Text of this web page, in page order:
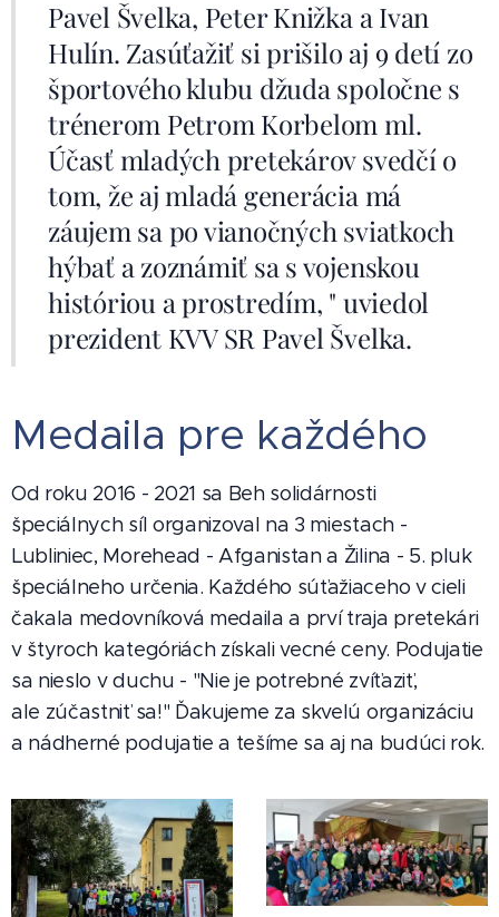
Pavel Švelka, Peter Knižka a Ivan
Hulín. Zasúťažiť si prišilo aj 9 detí zo
športového klubu džuda spoločne s
trénerom Petrom Korbelom ml.
Účasť mladých pretekárov svedčí o
tom, že aj mladá generácia má
záujem sa po vianočných sviatkoch
hýbať a zoznámiť sa s vojenskou
históriou a prostredím, " uviedol
prezident KVV SR Pavel Švelka.
Medaila pre každého
Od roku 2016 - 2021 sa Beh solidárnosti
špeciálnych síl organizoval na 3 miestach -
Lubliniec, Morehead - Afganistan a Žilina - 5. pluk
špeciálneho určenia. Každého súťažiaceho v cieli
čakala medovníková medaila a prví traja pretekári
v štyroch kategóriách získali vecné ceny. Podujatie
sa nieslo v duchu - "Nie je potrebné zvíťaziť,
ale zúčastniť sa!" Ďakujeme za skvelú organizáciu
a nádherné podujatie a tešíme sa aj na budúci rok.